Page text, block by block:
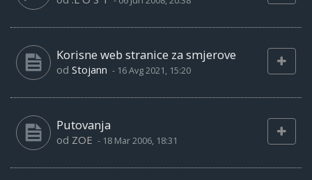
Korisne web stranice za smjerove
od Stojann - 16 Avg 2021, 15:20
Putovanja
od ZOE - 18 Mar 2006, 18:31